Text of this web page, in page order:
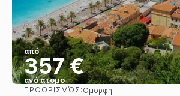
από
357 €
ανά άτομο
ΠΡΟΟΡΙΣΜΌΣ: Ομορφη